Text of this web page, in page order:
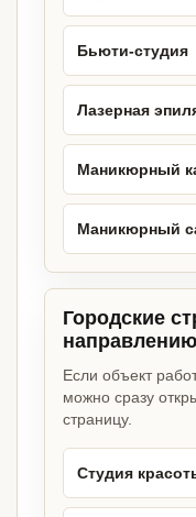
Бьюти-студия
Лазерная
Маникюрный
Маникюрный
Городские
направлению
Если объект
можно сразу
страницу.
Студия